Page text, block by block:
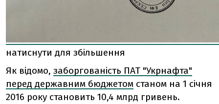
натиснути для збільшення
Як відомо, заборгованість ПАТ "Укрнафта"
перед державним бюджетом станом на 1 січня
2016 року становить 10,4 млрд гривень.